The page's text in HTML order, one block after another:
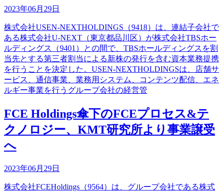
2023年06月29日
株式会社USEN-NEXTHOLDINGS（9418）は、連結子会社で
ある株式会社U-NEXT（東京都品川区）が株式会社TBSホー
ルディングス（9401）との間で、TBSホールディングスを割
当先とする第三者割当による新株の発行を含む資本業務提携
を行うことを決定した。USEN-NEXTHOLDINGSは、店舗サ
ービス、通信事業、業務用システム、コンテンツ配信、エネ
ルギー事業を行うグループ会社の経営管
FCE Holdings傘下のFCEプロセス&テ
クノロジー、KMT研究所より事業譲受
へ
2023年06月29日
株式会社FCEHoldings（9564）は、グループ会社である株式